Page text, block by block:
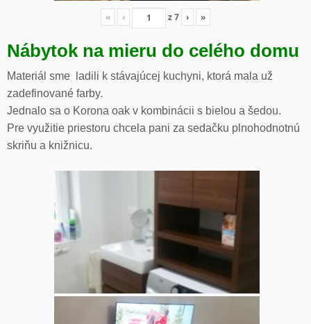
« ‹ z7 › »
Nábytok na mieru do celého domu
Materiál sme ladili k stávajúcej kuchyni, ktorá mala už
zadefinované farby.
Jednalo sa o Korona oak v kombinácii s bielou a šedou.
Pre využitie priestoru chcela pani za sedačku plnohodnotnú
skriňu a knižnicu.